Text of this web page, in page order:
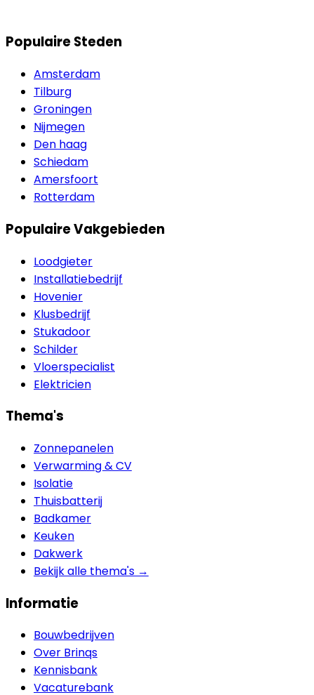
Populaire Steden
Amsterdam
Tilburg
Groningen
Nijmegen
Den haag
Schiedam
Amersfoort
Rotterdam
Populaire Vakgebieden
Loodgieter
Installatiebedrijf
Hovenier
Klusbedrijf
Stukadoor
Schilder
Vloerspecialist
Elektricien
Thema's
Zonnepanelen
Verwarming & CV
Isolatie
Thuisbatterij
Badkamer
Keuken
Dakwerk
Bekijk alle thema's →
Informatie
Bouwbedrijven
Over Brinqs
Kennisbank
Vacaturebank